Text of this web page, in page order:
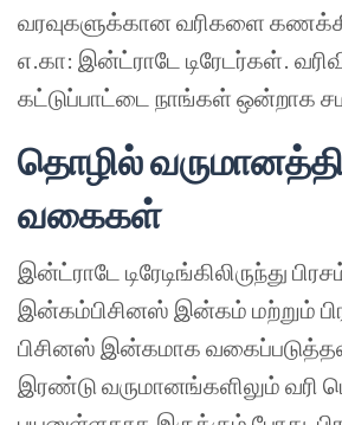
வரவுகளுக்கான வரிகளை
எ.கா: இன்ட்ராடே டிரேடர்கள்.
கட்டுப்பாட்டை நாங்கள் ஒன்றாக
தொழில்
வகைகள்
இன்ட்ராடே டிரேடிங்கிலிருந்து
இன்கம்பிசினஸ் இன்கம் மற்றும்
பிசினஸ் இன்கமாக
இரண்டு வருமானங்களிலும் வரி